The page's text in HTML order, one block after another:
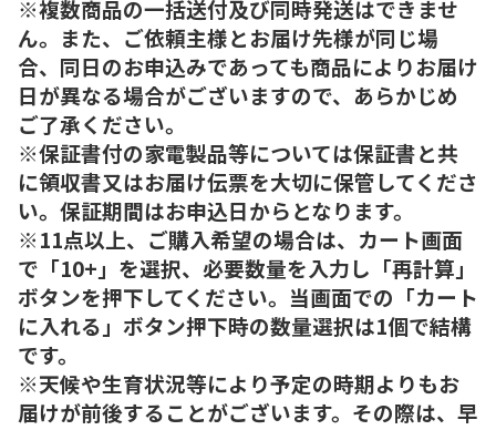
※複数商品の一括送付及び同時発送はできませ
ん。また、ご依頼主様とお届け先様が同じ場
合、同日のお申込みであっても商品によりお届け
日が異なる場合がございますので、あらかじめ
ご了承ください。
※保証書付の家電製品等については保証書と共
に領収書又はお届け伝票を大切に保管してくださ
い。保証期間はお申込日からとなります。
※11点以上、ご購入希望の場合は、カート画面
で「10+」を選択、必要数量を入力し「再計算」
ボタンを押下してください。当画面での「カート
に入れる」ボタン押下時の数量選択は1個で結構
です。
※天候や生育状況等により予定の時期よりもお
届けが前後することがございます。その際は、早